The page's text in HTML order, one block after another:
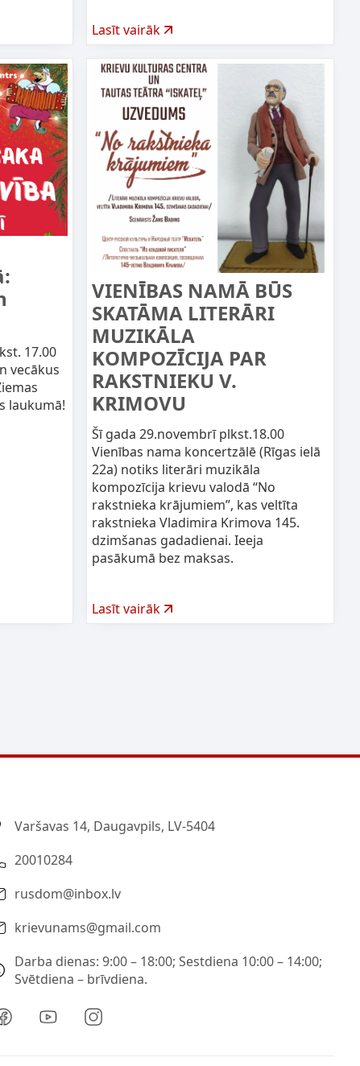
Lasīt vairāk
17.00
vecākus
laukumā!
VIENĪBAS NAMĀ BŪS
SKATĀMA LITERĀRI
MUZIKĀLA
KOMPOZĪCIJA PAR
RAKSTNIEKU V.
KRIMOVU
Šī gada 29.novembrī plkst.18.00
Vienības nama koncertzālē (Rīgas ielā
22a) notiks literāri muzikāla
kompozīcija krievu valodā “No
rakstnieka krājumiem”, kas veltīta
rakstnieka Vladimira Krimova 145.
dzimšanas gadadienai. Ieeja
pasākumā bez maksas.
Lasīt vairāk
Varšavas 14, Daugavpils, LV-5404
20010284
rusdom@inbox.lv
krievunams@gmail.com
Darba dienas: 9:00 – 18:00; Sestdiena 10:00 – 14:00;
Svētdiena – brīvdiena.